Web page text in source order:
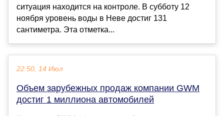
ситуация находится на контроле. В субботу 12
ноября уровень воды в Неве достиг 131
сантиметра. Эта отметка...
22:50, 14 Июл
Объем зарубежных продаж компании GWM
достиг 1 миллиона автомобилей